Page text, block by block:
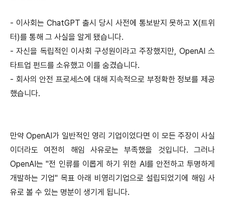
- 이사회는 ChatGPT 출시 당시 사전에 통보받지 못하고 X(트위
터)를 통해 그 사실을 알게 됐습니다.
- 자신을 독립적인 이사회 구성원이라고 주장했지만, OpenAI 스
타트업 펀드를 소유했고 이를 숨겼습니다.
- 회사의 안전 프로세스에 대해 지속적으로 부정확한 정보를 제공
했습니다.
만약 OpenAI가 일반적인 영리 기업이었다면 이 모든 주장이 사실
이더라도 여전히 해임 사유로는 부족했을 것입니다. 그러나
OpenAI는 "전 인류를 이롭게 하기 위한 AI를 안전하고 투명하게
개발하는 기업" 목표 아래 비영리기업으로 설립되었기에 해임 사
유로 볼 수 있는 명분이 생기게 됩니다.